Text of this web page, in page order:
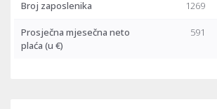
Broj zaposlenika 1269
Prosječna mjesečna neto
plaća (u €)
591